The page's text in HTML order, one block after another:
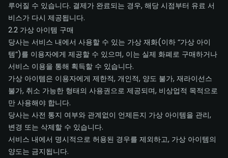
루어질 수 있습니다. 결제가 완료되는 경우, 해당 시점부터 유료 서
비스가 다시 제공됩니다.
2.2 가상 아이템 구매
당사는 서비스 내에서 사용할 수 있는 가상 재화(이하 “가상 아이
템”)를 이용자에게 제공할 수 있으며, 이는 실제 화폐로 구매하거나
서비스 이용을 통해 획득할 수 있습니다.
가상 아이템은 이용자에게 제한적, 개인적, 양도 불가, 재라이선스
불가, 취소 가능한 형태의 사용권으로 제공되며, 비상업적 목적으로
만 사용해야 합니다.
당사는 사전 통지 여부와 관계없이 언제든지 가상 아이템을 관리,
변경 또는 삭제할 수 있습니다.
서비스 내에서 명시적으로 허용된 경우를 제외하고, 가상 아이템의
양도는 금지됩니다.